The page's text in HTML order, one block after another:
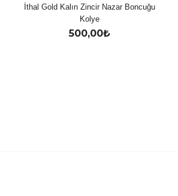
İthal Gold Kalın Zincir Nazar Boncuğu
Kolye
500,00₺